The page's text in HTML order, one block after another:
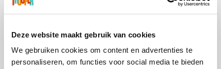
Deze website maakt gebruik van cookies
We gebruiken cookies om content en advertenties te
personaliseren, om functies voor social media te bieden
Prijsvrij Vidaxl
Lampenlicht.be De Online Drogist Hotels.com Adidas